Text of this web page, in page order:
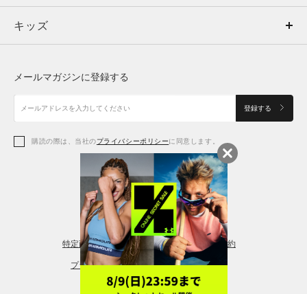
キッズ
アクセサリー
ボトムス
アクセサリー
トップス
シューズ
アクセサリー
レギンス＆タイツ
キッズ
シューズ
メールマガジンに登録する
登録する
購読の際は、当社のプライバシーポリシーに同意します。
特定商取引法に基づく通販の表記 会員規約
プライバシーポリシー